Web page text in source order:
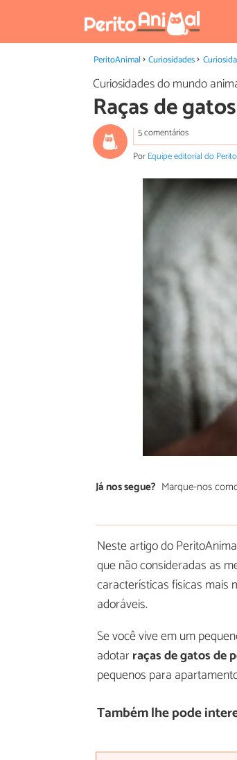
PeritoAnimal Curiosidades
Curiosidades do mundo
Raças de
5 comentários
PorEquipe editorial do
Já nos segue? Marque-nos
Neste artigo do
que não consideradas as
características físicas mais
adoráveis.
Se você vive em um
adotarraças de gatos de
pequenos para
Também lhe pode